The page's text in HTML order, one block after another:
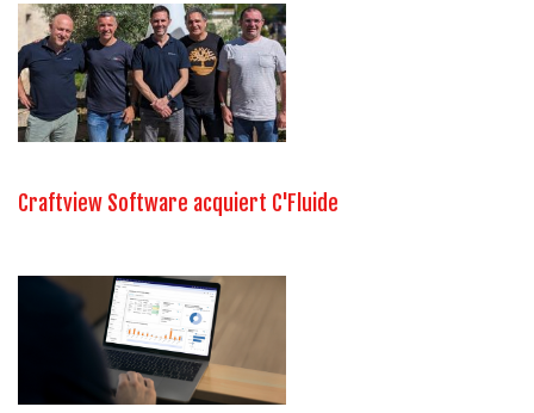
Craftview Software acquiert C'Fluide